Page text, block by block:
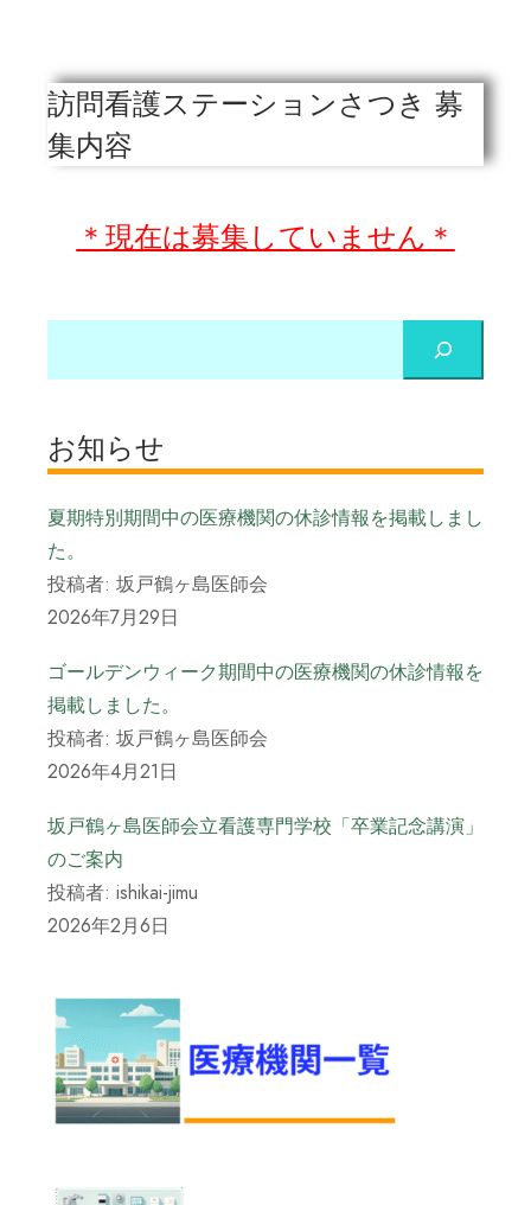
訪問看護ステーションさつき 募
集内容
＊現在は募集していません＊
お知らせ
夏期特別期間中の医療機関の休診情報を掲載しまし
た。
投稿者: 坂戸鶴ヶ島医師会
2026年7月29日
ゴールデンウィーク期間中の医療機関の休診情報を
掲載しました。
投稿者: 坂戸鶴ヶ島医師会
2026年4月21日
坂戸鶴ヶ島医師会立看護専門学校「卒業記念講演」
のご案内
投稿者: ishikai-jimu
2026年2月6日